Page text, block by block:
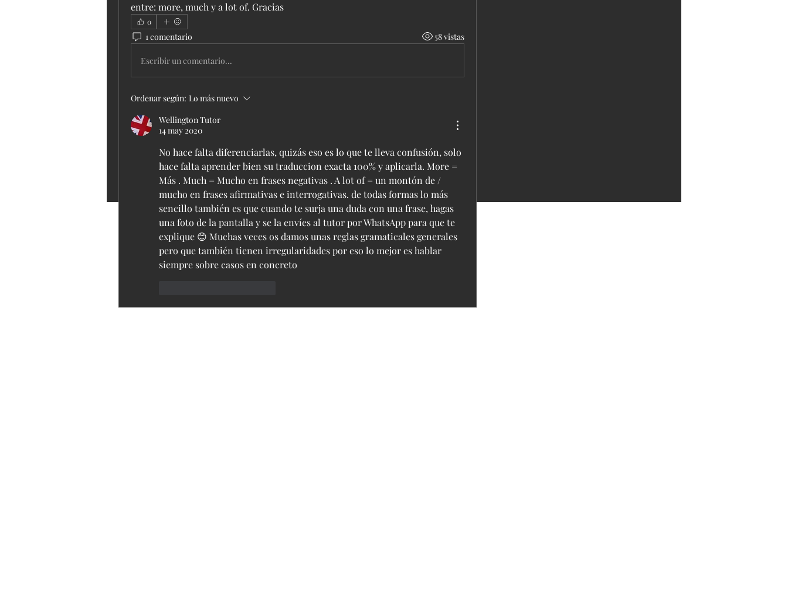
entre: more, much y a lot of. Gracias
0
1 comentario 58 vistas
Escribir un comentario...
Ordenar según: Lo más nuevo
Wellington Tutor
14 may 2020
No hace falta diferenciarlas, quizás eso es lo que te lleva confusión, solo
hace falta aprender bien su traduccion exacta 100% y aplicarla. More =
Más . Much = Mucho en frases negativas . A lot of = un montón de /
mucho en frases afirmativas e interrogativas. de todas formas lo más
sencillo también es que cuando te surja una duda con una frase, hagas
una foto de la pantalla y se la envíes al tutor por WhatsApp para que te
explique 😊 Muchas veces os damos unas reglas gramaticales generales
pero que también tienen irregularidades por eso lo mejor es hablar
siempre sobre casos en concreto